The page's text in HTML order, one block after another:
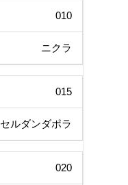
010
ニクラ
015
セルダンダポラ
020